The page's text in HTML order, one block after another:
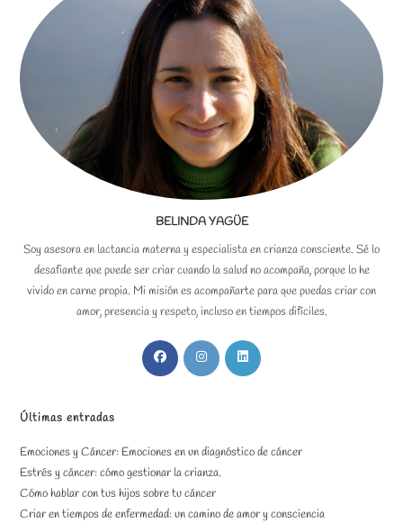
BELINDA YAGÜE
Soy asesora en lactancia materna y especialista en crianza consciente. Sé lo
desafiante que puede ser criar cuando la salud no acompaña, porque lo he
vivido en carne propia. Mi misión es acompañarte para que puedas criar con
amor, presencia y respeto, incluso en tiempos difíciles.
Se
abre
pestaña
Se
abre
pestaña
Se
Últimas entradas
Emociones y Cáncer: Emociones en un diagnóstico de cáncer
Estrés y cáncer: cómo gestionar la crianza.
Cómo hablar con tus hijos sobre tu cáncer
Criar en tiempos de enfermedad: un camino de amor y consciencia